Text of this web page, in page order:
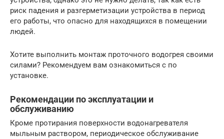
риск падения и разгерметизации устройства в период
его работы, что опасно для находящихся в помещении
людей.
Хотите выполнить монтаж проточного водогрея своими
силами? Рекомендуем вам ознакомиться с по
установке.
Рекомендации по эксплуатации и
обслуживанию
Кроме протирания поверхности водонагревателя
мыльным раствором, периодическое обслуживание